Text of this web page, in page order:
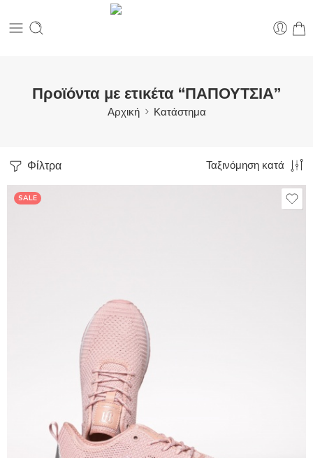
Προϊόντα με ετικέτα “ΠΑΠΟΥΤΣΙΑ”
Αρχική Κατάστημα
Φίλτρα Ταξινόμηση κατά
SALE